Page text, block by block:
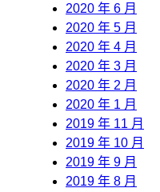
2020 年 6 月
2020 年 5 月
2020 年 4 月
2020 年 3 月
2020 年 2 月
2020 年 1 月
2019 年 11 月
2019 年 10 月
2019 年 9 月
2019 年 8 月